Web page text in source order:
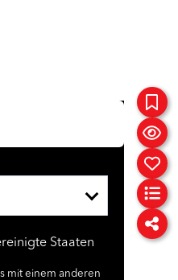
Staaten
mit einem anderen